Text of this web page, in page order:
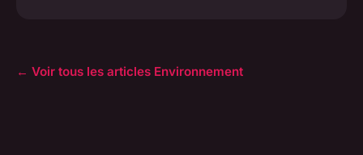
← Voir tous les articles Environnement